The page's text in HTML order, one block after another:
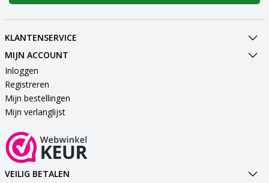
KLANTENSERVICE
MIJN ACCOUNT
Inloggen
Registreren
Mijn bestellingen
Mijn verlanglijst
VEILIG BETALEN